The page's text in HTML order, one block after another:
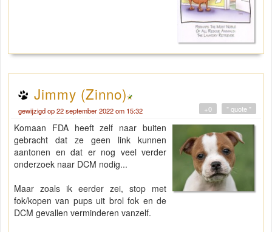
Jimmy (Zinno)
gewijzigd op 22 september 2022 om 15:32 " quote "
+0
Komaan FDA heeft zelf naar buiten
gebracht dat ze geen link kunnen
aantonen en dat er nog veel verder
onderzoek naar DCM nodig...
Maar zoals ik eerder zei, stop met
fok/kopen van pups uit brol fok en de
DCM gevallen verminderen vanzelf.